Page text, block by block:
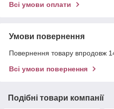
Всі умови оплати
Умови повернення
Повернення товару впродовж
Всі умови повернення
Подібні товари компанії